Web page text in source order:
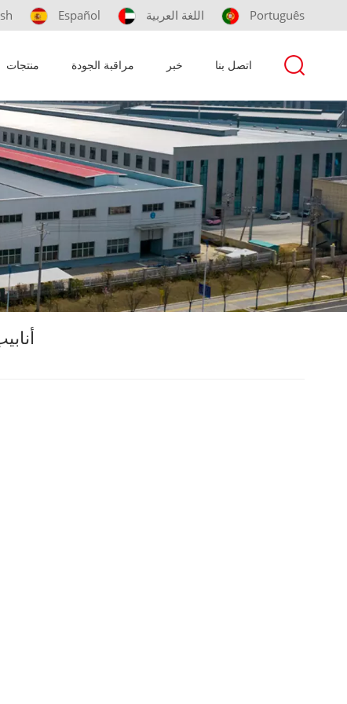
Español اللغة العربية Português
منتجات مراقبة الجودة خبر اتصل بنا